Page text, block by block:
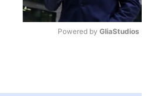
Powered by GliaStudios